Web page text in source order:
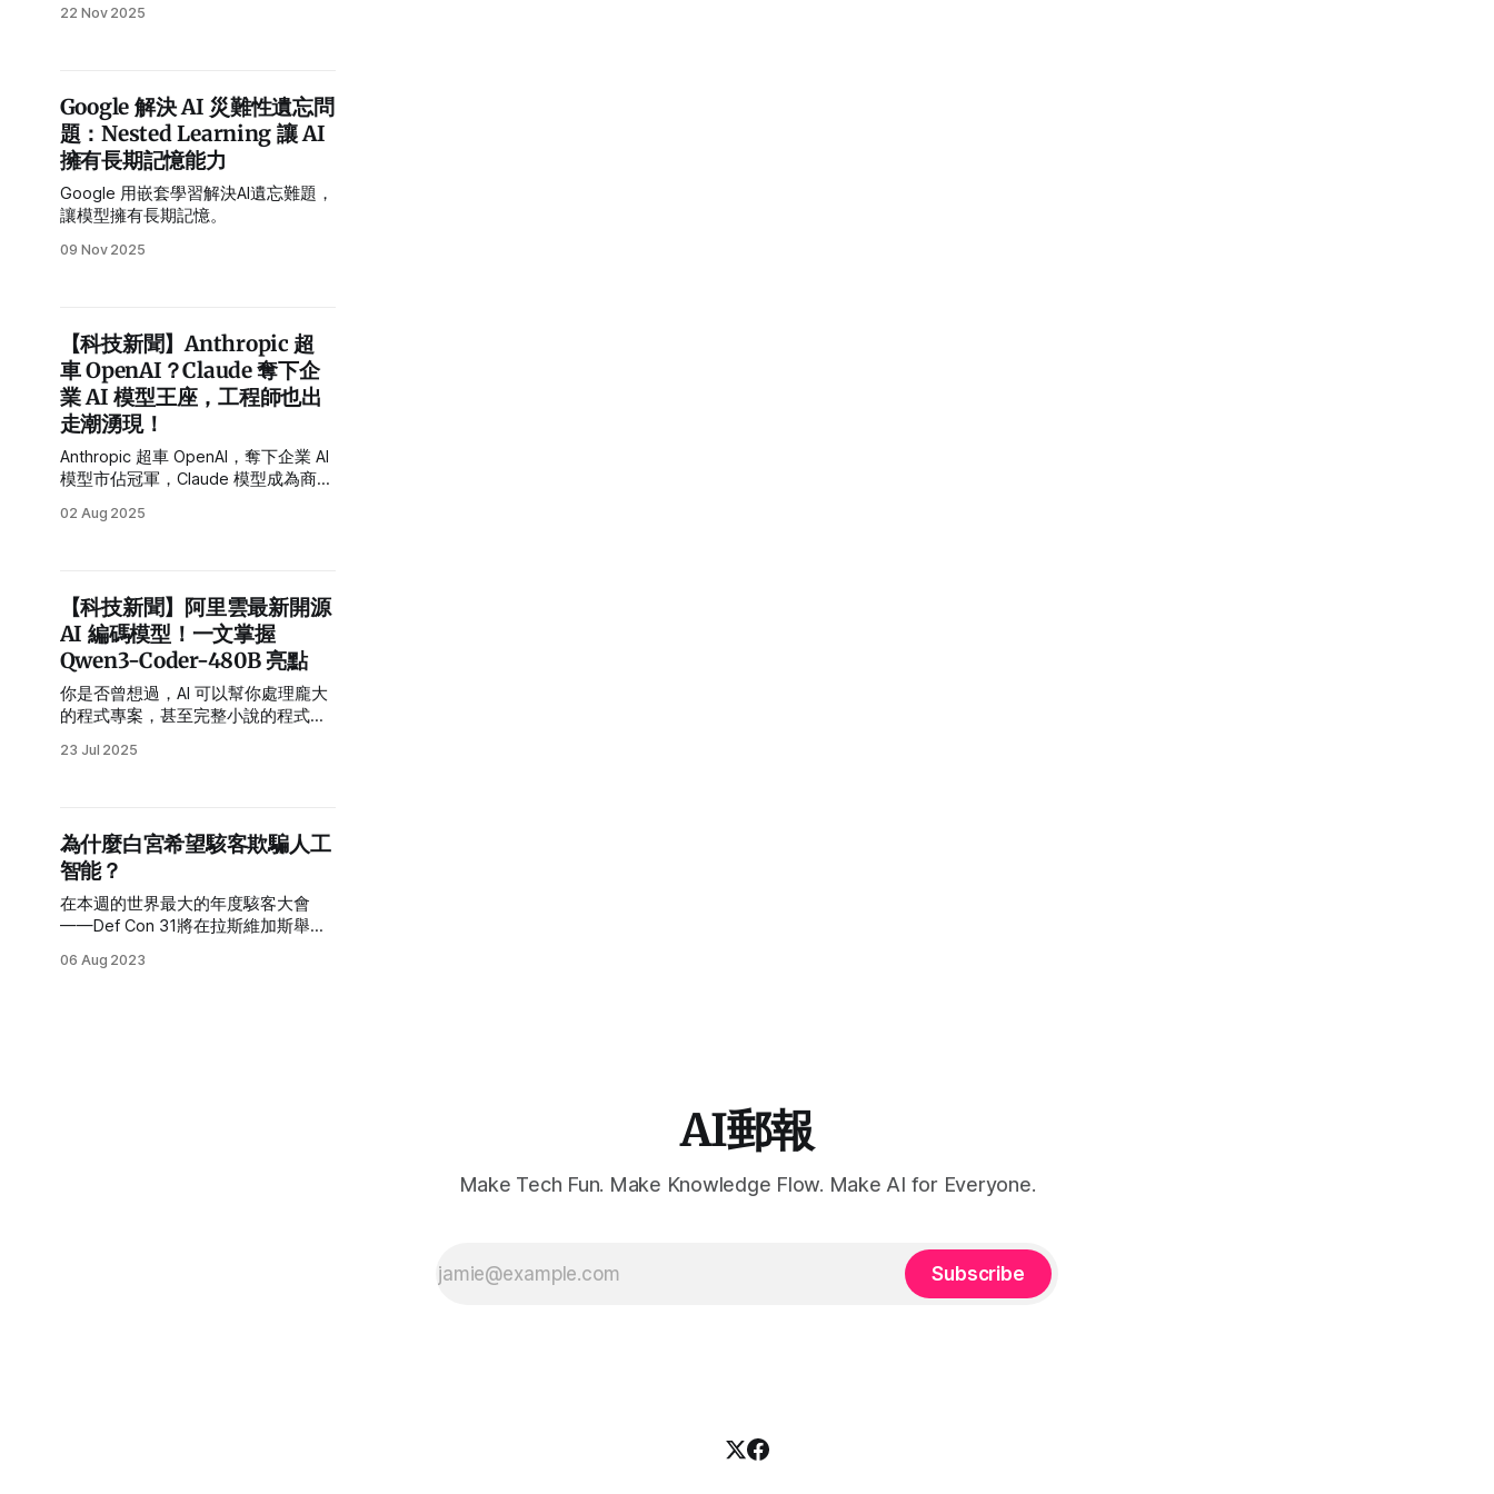
理的未來。
22 Nov 2025
Google 解決 AI 災難性遺忘問
題：Nested Learning 讓 AI
擁有長期記憶能力
Google 用嵌套學習解決AI遺忘難題，
讓模型擁有長期記憶。
09 Nov 2025
【科技新聞】Anthropic 超
車 OpenAI？Claude 奪下企
業 AI 模型王座，工程師也出
走潮湧現！
Anthropic 超車 OpenAI，奪下企業 AI
模型市佔冠軍，Claude 模型成為商用
者。
02 Aug 2025
【科技新聞】阿里雲最新開源
AI 編碼模型！一文掌握
Qwen3-Coder-480B 亮點
你是否曾想過，AI 可以幫你處理龐大
的程式專案，甚至完整小說的程式碼
Qwen3-Coder-480B-A35B-
23 Jul 2025
為什麼白宮希望駭客欺騙人工
智能？
在本週的世界最大的年度駭客大會
——Def Con 31將在拉斯維加斯舉
是OpenAI的ChatGPT和Google的
06 Aug 2023
AI郵報
Make Tech Fun. Make Knowledge Flow. Make AI for Everyone.
Subscribe